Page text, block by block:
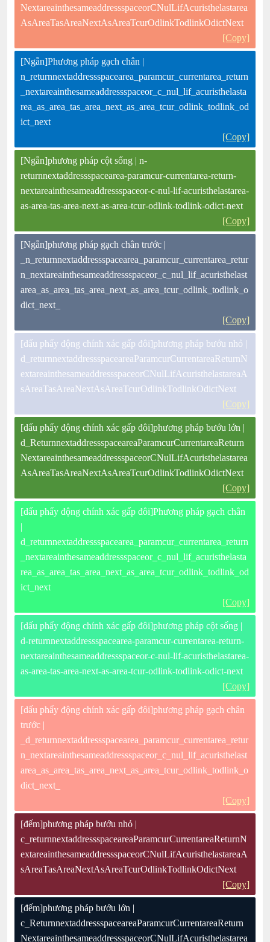
NextareainthesameaddressspaceorCNulLifAcuristhelastarea
AsAreaTasAreaNextAsAreaTcurOdlinkTodlinkOdictNext
[Copy]
[Ngắn]Phương pháp gạch chân |
n_returnnextaddressspacearea_paramcur_currentarea_return
_nextareainthesameaddressspaceor_c_nul_lif_acuristhelasta
rea_as_area_tas_area_next_as_area_tcur_odlink_todlink_od
ict_next
[Copy]
[Ngắn]phương pháp cột sống | n-
returnnextaddressspacearea-paramcur-currentarea-return-
nextareainthesameaddressspaceor-c-nul-lif-acuristhelastarea-
as-area-tas-area-next-as-area-tcur-odlink-todlink-odict-next
[Copy]
[Ngắn]phương pháp gạch chân trước |
_n_returnnextaddressspacearea_paramcur_currentarea_retur
n_nextareainthesameaddressspaceor_c_nul_lif_acuristhelast
area_as_area_tas_area_next_as_area_tcur_odlink_todlink_o
dict_next_
[Copy]
[dấu phẩy động chính xác gấp đôi]phương pháp bướu nhỏ |
d_returnnextaddressspaceareaParamcurCurrentareaReturnN
extareainthesameaddressspaceorCNulLifAcuristhelastareaA
sAreaTasAreaNextAsAreaTcurOdlinkTodlinkOdictNext
[Copy]
[dấu phẩy động chính xác gấp đôi]phương pháp bướu lớn |
d_ReturnnextaddressspaceareaParamcurCurrentareaReturn
NextareainthesameaddressspaceorCNulLifAcuristhelastarea
AsAreaTasAreaNextAsAreaTcurOdlinkTodlinkOdictNext
[Copy]
[dấu phẩy động chính xác gấp đôi]Phương pháp gạch chân
|
d_returnnextaddressspacearea_paramcur_currentarea_return
_nextareainthesameaddressspaceor_c_nul_lif_acuristhelasta
rea_as_area_tas_area_next_as_area_tcur_odlink_todlink_od
ict_next
[Copy]
[dấu phẩy động chính xác gấp đôi]phương pháp cột sống |
d-returnnextaddressspacearea-paramcur-currentarea-return-
nextareainthesameaddressspaceor-c-nul-lif-acuristhelastarea-
as-area-tas-area-next-as-area-tcur-odlink-todlink-odict-next
[Copy]
[dấu phẩy động chính xác gấp đôi]phương pháp gạch chân
trước |
_d_returnnextaddressspacearea_paramcur_currentarea_retur
n_nextareainthesameaddressspaceor_c_nul_lif_acuristhelast
area_as_area_tas_area_next_as_area_tcur_odlink_todlink_o
dict_next_
[Copy]
[đếm]phương pháp bướu nhỏ |
c_returnnextaddressspaceareaParamcurCurrentareaReturnN
extareainthesameaddressspaceorCNulLifAcuristhelastareaA
sAreaTasAreaNextAsAreaTcurOdlinkTodlinkOdictNext
[Copy]
[đếm]phương pháp bướu lớn |
c_ReturnnextaddressspaceareaParamcurCurrentareaReturn
NextareainthesameaddressspaceorCNulLifAcuristhelastarea